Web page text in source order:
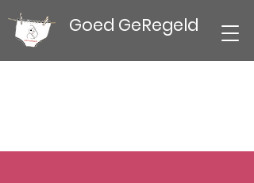
Goed GeRegeld